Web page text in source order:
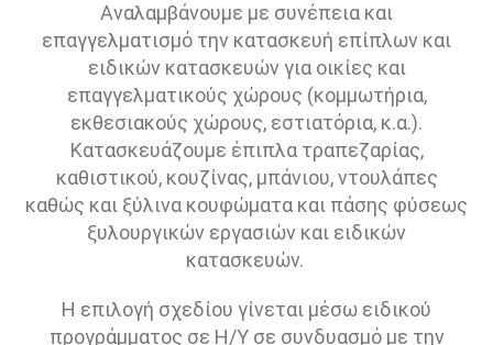
Αναλαμβάνουμε με συνέπεια και
επαγγελματισμό την κατασκευή επίπλων και
ειδικών κατασκευών για οικίες και
επαγγελματικούς χώρους (κομμωτήρια,
εκθεσιακούς χώρους, εστιατόρια, κ.α.).
Κατασκευάζουμε έπιπλα τραπεζαρίας,
καθιστικού, κουζίνας, μπάνιου, ντουλάπες
καθώς και ξύλινα κουφώματα και πάσης φύσεως
ξυλουργικών εργασιών και ειδικών
κατασκευών.
Η επιλογή σχεδίου γίνεται μέσω ειδικού
προγράμματος σε Η/Υ σε συνδυασμό με την